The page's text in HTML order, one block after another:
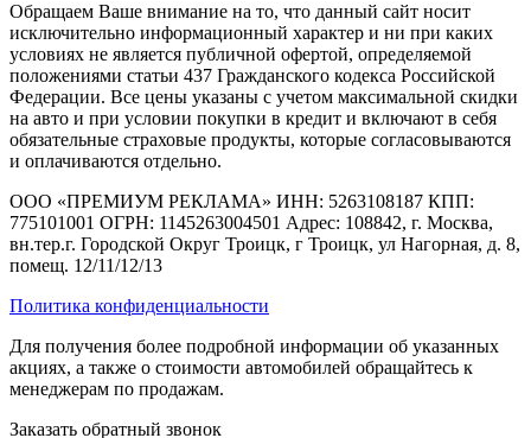
Обращаем Ваше внимание на то, что данный сайт носит
исключительно информационный характер и ни при каких
условиях не является публичной офертой, определяемой
положениями статьи 437 Гражданского кодекса Российской
Федерации. Все цены указаны с учетом максимальной скидки
на авто и при условии покупки в кредит и включают в себя
обязательные страховые продукты, которые согласовываются
и оплачиваются отдельно.
ООО «ПРЕМИУМ РЕКЛАМА» ИНН: 5263108187 КПП:
775101001 ОГРН: 1145263004501 Адрес: 108842, г. Москва,
вн.тер.г. Городской Округ Троицк, г Троицк, ул Нагорная, д. 8,
помещ. 12/11/12/13
Политика конфиденциальности
Для получения более подробной информации об указанных
акциях, а также о стоимости автомобилей обращайтесь к
менеджерам по продажам.
Заказать обратный звонок